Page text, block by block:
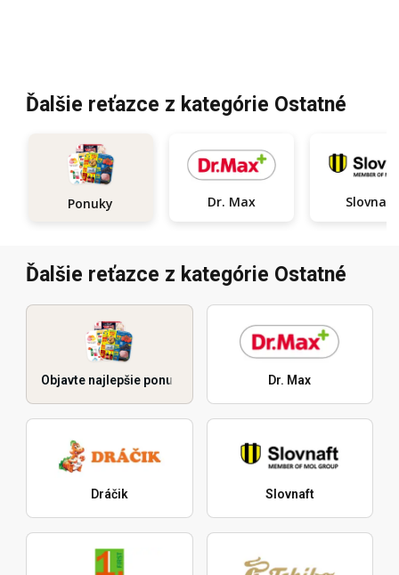
Ďalšie reťazce z kategórie Ostatné
Ponuky Dr. Max Slovnaft
Ďalšie reťazce z kategórie Ostatné
Objavte najlepšie ponuky Dr. Max
Dráčik Slovnaft